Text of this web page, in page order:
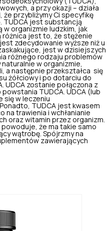
a przy okazji – działa
przybliżymy Ci specyfikę
TUDCA jest substancją
w organizmie ludzkim, jak
różnica jest to, że stężenie
zdecydowanie wyższe niż u
jest w dzisiejszych
różnego rodzaju problemów
w organizmie,
a następnie przekształca się
żółciowy i po dotarciu do
UDCA zostanie połączona z
TUDCA. UDCA (lub
się w leczeniu
TUDCA jest kwasem
na trawienia i wchłanianie
oraz witamin przez organizm.
że ma takie samo
wątrobę. Spójrzmy na
zawierających